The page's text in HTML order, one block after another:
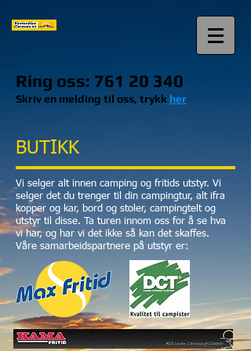
Ring oss: 761 20 340
Skriv en melding til oss, trykk her
BUTIKK
Vi selger alt innen camping og fritids utstyr. Vi
selger det du trenger til din campingtur, alt ifra
kopper og kar, bord og stoler, campingtelt og
utstyr til disse. Ta turen innom oss for å se hva
vi har, og har vi det ikke så kan det skaffes.
Våre samarbeidspartnere på utstyr er: